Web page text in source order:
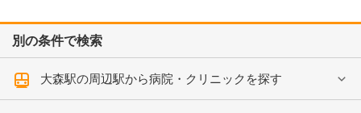
別の条件で検索
大森駅の周辺駅から病院・クリニックを探す